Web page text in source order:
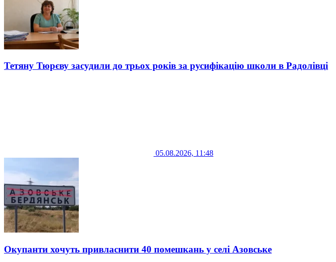
Тетяну Тюрєву засудили до трьох років за русифікацію школи в Радолівці
05.08.2026, 11:48
Окупанти хочуть привласнити 40 помешкань у селі Азовське